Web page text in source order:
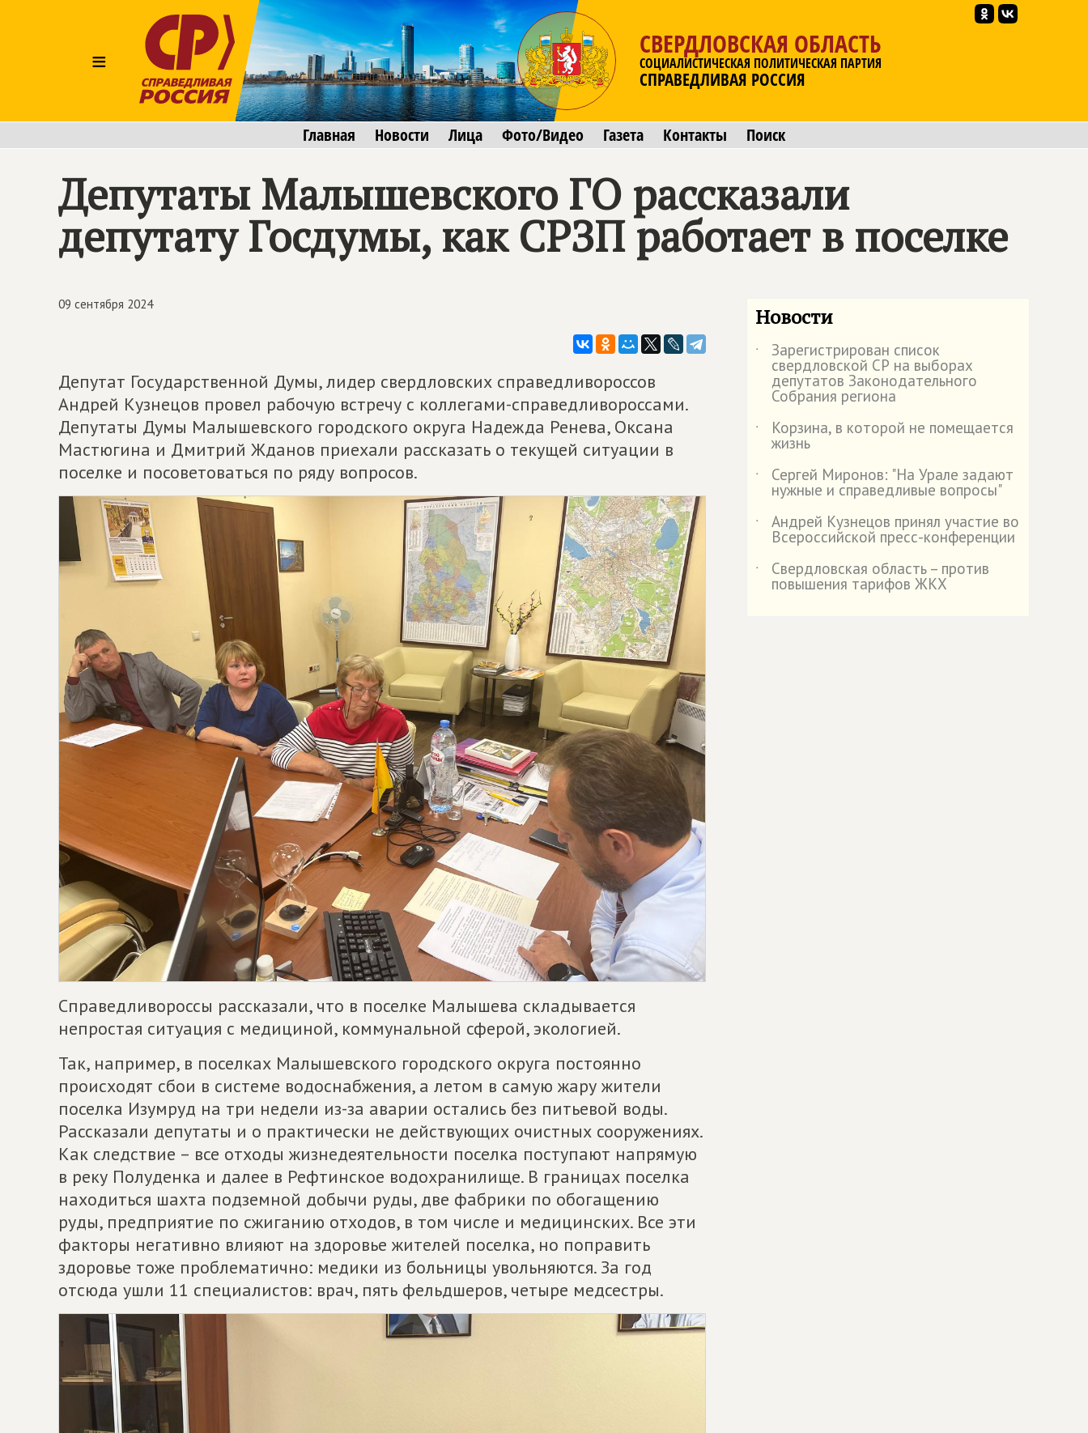
≡
СВЕРДЛОВСКАЯ ОБЛАСТЬ
СОЦИАЛИСТИЧЕСКАЯ ПОЛИТИЧЕСКАЯ ПАРТИЯ
СПРАВЕДЛИВАЯ РОССИЯ
Главная Новости Лица Фото/Видео Газета Контакты Поиск
Депутаты Малышевского ГО рассказали
депутату Госдумы, как СРЗП работает в поселке
09 сентября 2024
Депутат Государственной Думы, лидер свердловских справедливороссов
Андрей Кузнецов провел рабочую встречу с коллегами-справедливороссами.
Депутаты Думы Малышевского городского округа Надежда Ренева, Оксана
Мастюгина и Дмитрий Жданов приехали рассказать о текущей ситуации в
поселке и посоветоваться по ряду вопросов.
Справедливороссы рассказали, что в поселке Малышева складывается
непростая ситуация с медициной, коммунальной сферой, экологией.
Так, например, в поселках Малышевского городского округа постоянно
происходят сбои в системе водоснабжения, а летом в самую жару жители
поселка Изумруд на три недели из-за аварии остались без питьевой воды.
Рассказали депутаты и о практически не действующих очистных сооружениях.
Как следствие – все отходы жизнедеятельности поселка поступают напрямую
в реку Полуденка и далее в Рефтинское водохранилище. В границах поселка
находиться шахта подземной добычи руды, две фабрики по обогащению
руды, предприятие по сжиганию отходов, в том числе и медицинских. Все эти
факторы негативно влияют на здоровье жителей поселка, но поправить
здоровье тоже проблематично: медики из больницы увольняются. За год
отсюда ушли 11 специалистов: врач, пять фельдшеров, четыре медсестры.
Новости
˙ Зарегистрирован список
свердловской СР на выборах
депутатов Законодательного
Собрания региона
˙
Корзина, в которой не помещается
жизнь
˙
Сергей Миронов: "На Урале задают
нужные и справедливые вопросы"
˙
Андрей Кузнецов принял участие во
Всероссийской пресс-конференции
˙
Свердловская область – против
повышения тарифов ЖКХ